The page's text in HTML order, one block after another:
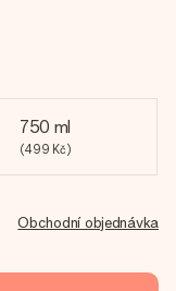
750 ml
(499 Kč)
Obchodní objednávka